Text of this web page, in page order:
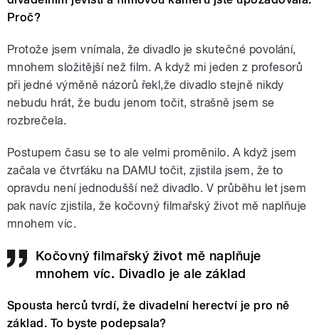
Proč?
Protože jsem vnímala, že divadlo je skutečné povolání,
mnohem složitější než film. A když mi jeden z profesorů
při jedné výměně názorů řekl,že divadlo stejně nikdy
nebudu hrát, že budu jenom točit, strašně jsem se
rozbrečela.
Postupem času se to ale velmi proměnilo. A když jsem
začala ve čtvrťáku na DAMU točit, zjistila jsem, že to
opravdu není jednodušší než divadlo. V průběhu let jsem
pak navíc zjistila, že kočovný filmařský život mě naplňuje
mnohem víc.
Kočovný filmařský život mě naplňuje
mnohem víc. Divadlo je ale základ
Spousta herců tvrdí, že divadelní herectví je pro ně
základ. To byste podepsala?